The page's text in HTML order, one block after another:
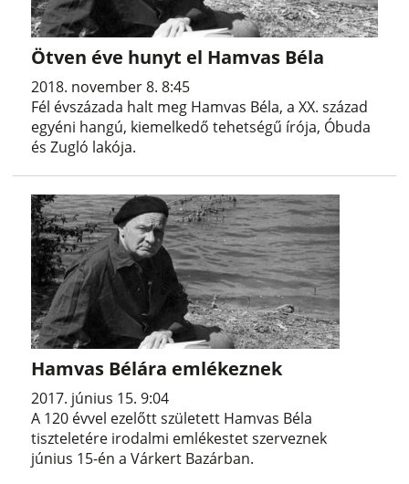
Ötven éve hunyt el Hamvas Béla
2018. november 8. 8:45
Fél évszázada halt meg Hamvas Béla, a XX. század
egyéni hangú, kiemelkedő tehetségű írója, Óbuda
és Zugló lakója.
Hamvas Bélára emlékeznek
2017. június 15. 9:04
A 120 évvel ezelőtt született Hamvas Béla
tiszteletére irodalmi emlékestet szerveznek
június 15-én a Várkert Bazárban.